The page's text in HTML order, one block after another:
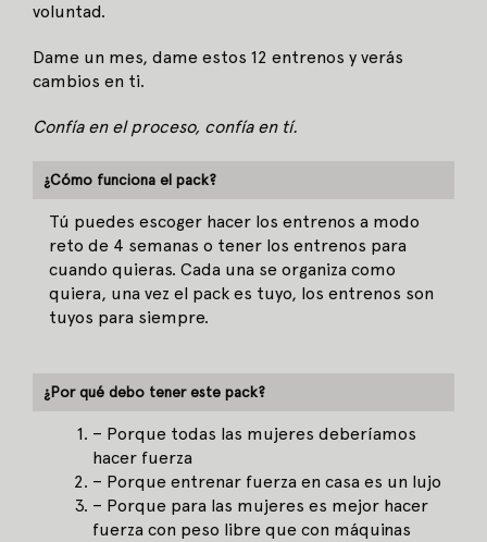
voluntad.
Dame un mes, dame estos 12 entrenos y verás
cambios en ti.
Confía en el proceso, confía en tí.
¿Cómo funciona el pack?
Tú puedes escoger hacer los entrenos a modo
reto de 4 semanas o tener los entrenos para
cuando quieras. Cada una se organiza como
quiera, una vez el pack es tuyo, los entrenos son
tuyos para siempre.
¿Por qué debo tener este pack?
– Porque todas las mujeres deberíamos
hacer fuerza
– Porque entrenar fuerza en casa es un lujo
– Porque para las mujeres es mejor hacer
fuerza con peso libre que con máquinas